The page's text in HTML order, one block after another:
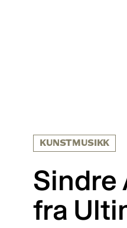
KUNSTMUSIKK
Sindre
fra